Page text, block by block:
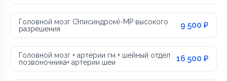
Головной мозг (Эписиндром)-МР высокого
разрешения
9 500 ₽
Головной мозг + артерии гм + шейный отдел
позвоночника+ артерии шеи
16 500 ₽